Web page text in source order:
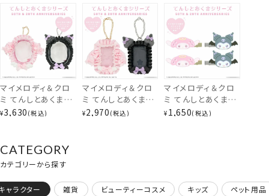
ヘアターバン
イメロディ / クロミ
＞ サンリオ 粧美堂
SHOBIDO サンリオ
ディ / クロミ＞ 粧
美堂 shobido サン
リオ
マイメロディ＆クロ
ミ てんしとあくまシ
リーズ マルチポー
粧美堂 SHOBIDO
サンリオ
¥3,630 税込
マイメロディ＆クロ
ミ てんしとあくまシ
リーズ カードケース
¥2,970 税込
マイメロディ＆クロ
ミ てんしとあくまシ
リーズ ヘアクリップ
¥ 1,650 税込
CATEGORY
カテゴリーから探す
ャラクター 雑貨 ビューティーコスメ キッズ ペット用品